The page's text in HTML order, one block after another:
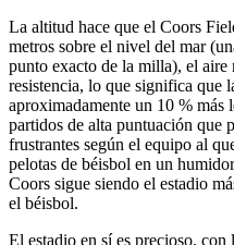
La altitud hace que el Coors
metros sobre el nivel del mar
punto exacto de la milla), el
resistencia, lo que significa que
aproximadamente un 10 % más
partidos de alta puntuación que
frustrantes según el equipo al
pelotas de béisbol en un
Coors sigue siendo el estadio
el béisbol.
El estadio en sí es precioso,